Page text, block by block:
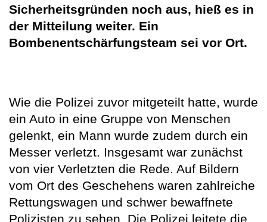
Sicherheitsgründen noch aus, hieß es in
der Mitteilung weiter. Ein
Bombenentschärfungsteam sei vor Ort.
Wie die Polizei zuvor mitgeteilt hatte, wurde
ein Auto in eine Gruppe von Menschen
gelenkt, ein Mann wurde zudem durch ein
Messer verletzt. Insgesamt war zunächst
von vier Verletzten die Rede. Auf Bildern
vom Ort des Geschehens waren zahlreiche
Rettungswagen und schwer bewaffnete
Polizisten zu sehen. Die Polizei leitete die